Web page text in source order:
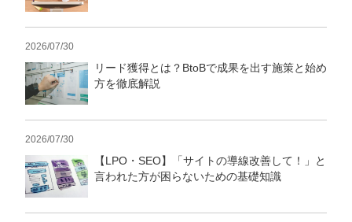
2026/07/30
リード獲得とは？BtoBで成果を出す施策と始め
方を徹底解説
2026/07/30
【LPO・SEO】「サイトの導線改善して！」と
言われた方が困らないための基礎知識